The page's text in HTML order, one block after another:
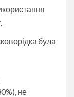
була
не